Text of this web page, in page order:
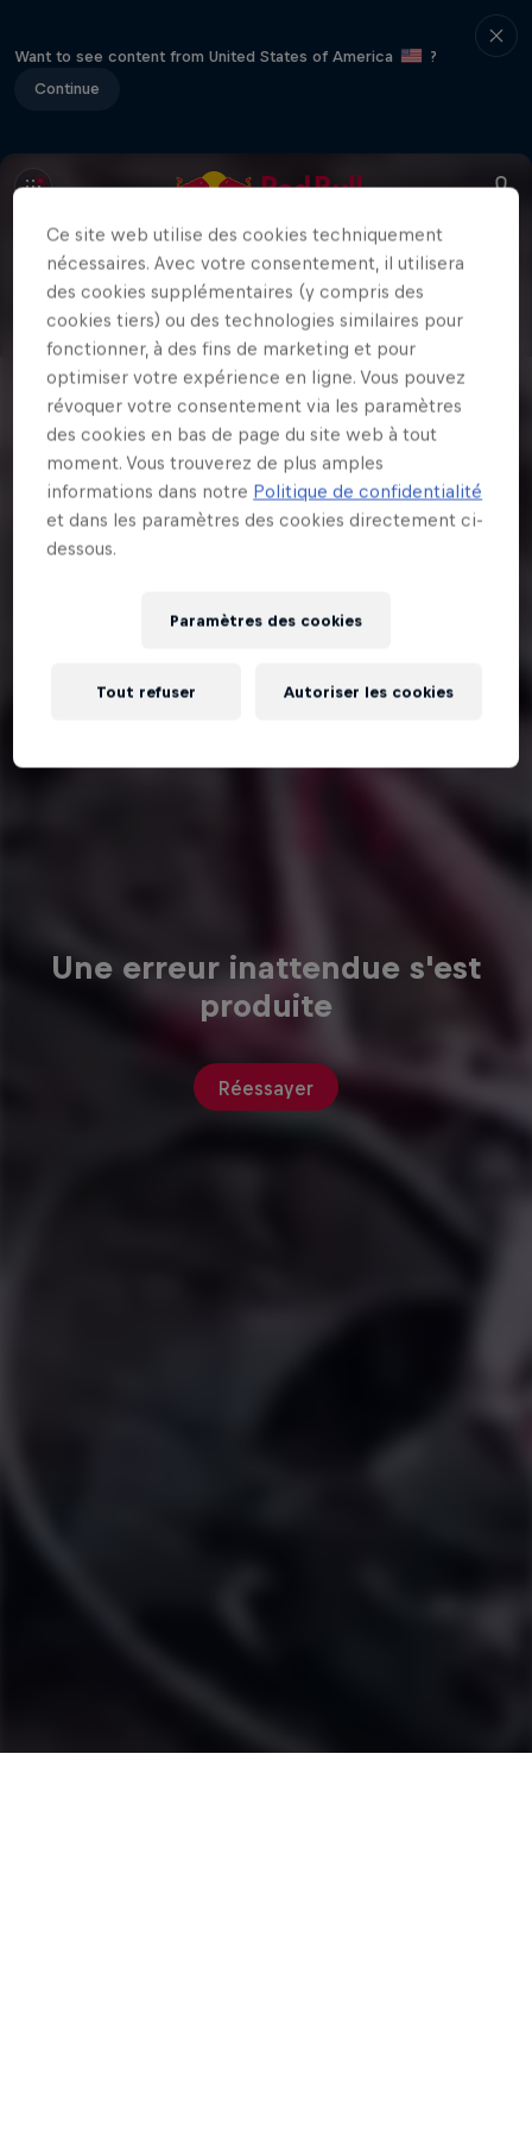
Want to see content from United States of America
?
Continue
Une erreur inattendue s'est
produite
Réessayer
Ce site web utilise des cookies techniquement
nécessaires. Avec votre consentement, il utilisera
des cookies supplémentaires (y compris des
cookies tiers) ou des technologies similaires pour
fonctionner, à des fins de marketing et pour
optimiser votre expérience en ligne. Vous pouvez
révoquer votre consentement via les paramètres
des cookies en bas de page du site web à tout
moment. Vous trouverez de plus amples
informations dans notre Politique de confidentialité
et dans les paramètres des cookies directement ci-
dessous.
Paramètres des cookies
Tout refuser Autoriser les cookies